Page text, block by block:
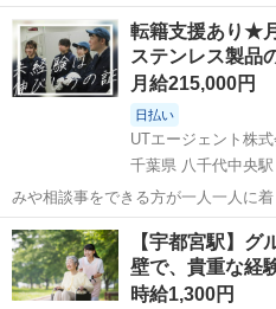
す。 【加入保険】各…
栃木 宇都宮市 その他
転籍支援あり★
ステンレス製
月給215,000円
日払い
UTエージェント株
千葉県 八千代中央駅
みや相談事をできる方が一人一人に着
良好で働きやすい環…
千葉 八千代市 八千代中央駅
【宇都宮駅】グ
壁で、貴重な経
時給1,300円